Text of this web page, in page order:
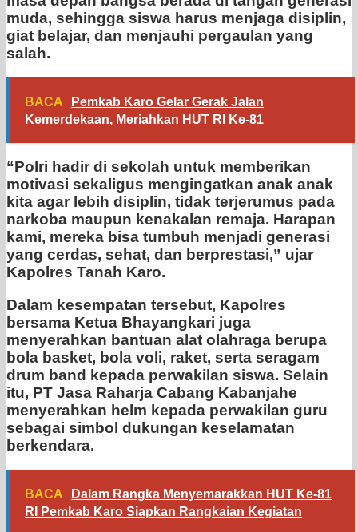
muda, sehingga siswa harus menjaga disiplin,
giat belajar, dan menjauhi pergaulan yang
salah.
BACA
Pemkab Karo Gelar Gerak Jalan
Kemerdekaan, Meriahkan HUT RI Ke-81
“Polri hadir di sekolah untuk memberikan
motivasi sekaligus mengingatkan anak anak
kita agar lebih disiplin, tidak terjerumus pada
narkoba maupun kenakalan remaja. Harapan
kami, mereka bisa tumbuh menjadi generasi
yang cerdas, sehat, dan berprestasi,” ujar
Kapolres Tanah Karo.
Dalam kesempatan tersebut, Kapolres
bersama Ketua Bhayangkari juga
menyerahkan bantuan alat olahraga berupa
bola basket, bola voli, raket, serta seragam
drum band kepada perwakilan siswa. Selain
itu, PT Jasa Raharja Cabang Kabanjahe
menyerahkan helm kepada perwakilan guru
sebagai simbol dukungan keselamatan
berkendara.
BACA
Dalam Rangka Menyemarakkan HUT Ke-81
RI Pemkab Karo Siapkan Rangkaian Kegiatan